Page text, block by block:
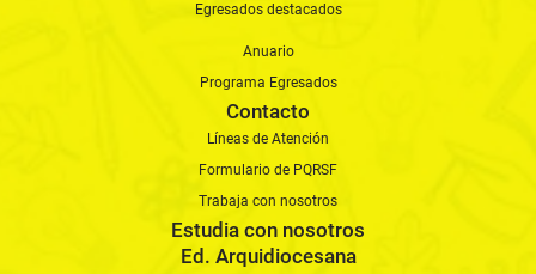
Egresados destacados
Anuario
Programa Egresados
Contacto
Líneas de Atención
Formulario de PQRSF
Trabaja con nosotros
Estudia con nosotros
Ed. Arquidiocesana